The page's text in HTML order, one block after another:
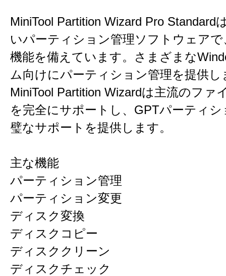
MiniTool Partition Wizard Pro Standard
いパーティション管理ソフトウェアで
機能を備えています。さまざまな
ム向けにパーティション管理を提供し
MiniTool Partition Wizardは主流のファ
を完全にサポートし、GPTパーティ
璧なサポートを提供します。
主な機能
パーティション管理
パーティション変更
ディスク変換
ディスクコピー
ディスククリーン
ディスクチェック